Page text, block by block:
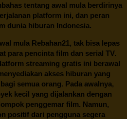
tentang awal mula berdirinya
platform ini, dan peran
dunia hiburan Indonesia.
mula Rebahan21, tak bisa lepas
para pencinta film dan serial TV.
streaming gratis ini berawal
akses hiburan yang
semua orang. Pada awalnya,
kecil yang dijalankan dengan
penggemar film. Namun,
positif dari pengguna segera